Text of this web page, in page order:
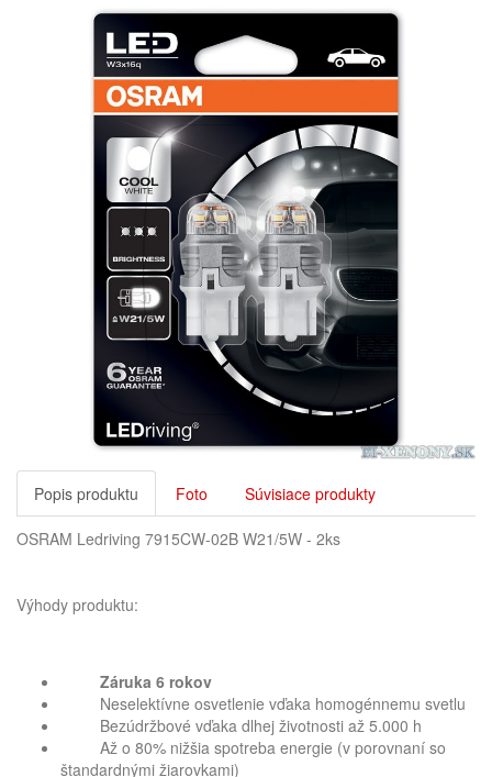
Popis produktu Foto Súvisiace produkty
OSRAM Ledriving 7915CW-02B W21/5W - 2ks
Výhody produktu:
Záruka 6 rokov
Neselektívne osvetlenie vďaka homogénnemu svetlu
Bezúdržbové vďaka dlhej životnosti až 5.000 h
Až o 80% nižšia spotreba energie (v porovnaní so
štandardnými žiarovkami)